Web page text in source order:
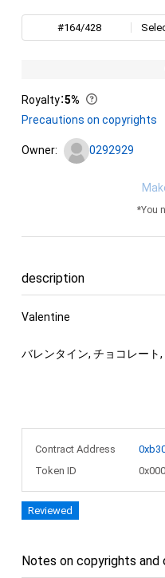
#164/428
Royalty：5%
Precautions on copyrights
Owner: 0292929
*You
description
Valentine
バレンタイン, チョコレート
Contract Address
Token ID
Reviewed
Notes on copyrights and